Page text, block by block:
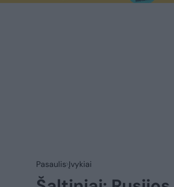
Pasaulis Įvykiai